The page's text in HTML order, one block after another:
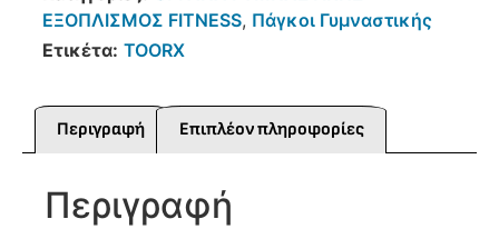
ΕΞΟΠΛΙΣΜΟΣ FITNESS, Πάγκοι Γυμναστικής
Ετικέτα: TOORX
Περιγραφή Επιπλέον πληροφορίες
Περιγραφή